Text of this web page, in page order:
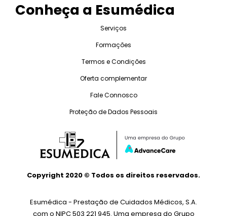
Conheça a Esumédica
Serviços
Formações
Termos e Condições
Oferta complementar
Fale Connosco
Proteção de Dados Pessoais
Copyright 2020 © Todos os direitos reservados.
Esumédica - Prestação de Cuidados Médicos, S.A.
com o NIPC 503 221 945. Uma empresa do Grupo